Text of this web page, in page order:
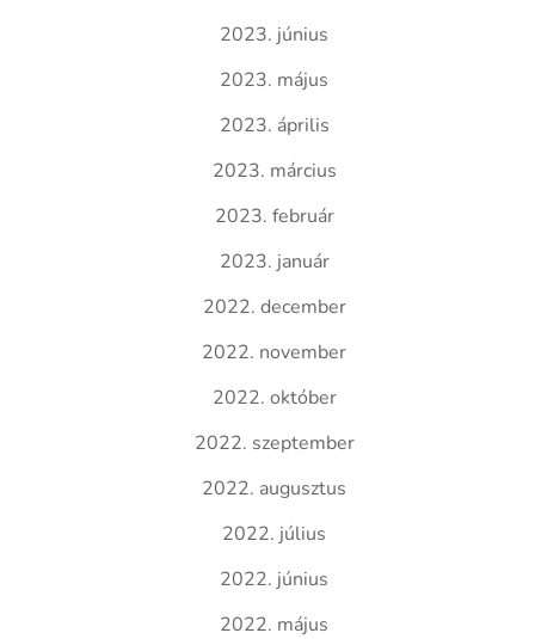
2023. június
2023. május
2023. április
2023. március
2023. február
2023. január
2022. december
2022. november
2022. október
2022. szeptember
2022. augusztus
2022. július
2022. június
2022. május